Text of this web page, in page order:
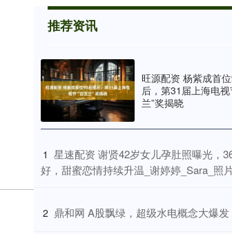
推荐资讯
旺源配资 杨紫成首
后，第31届上海电视
兰”奖揭晓
1 星速配资 谢贤42岁女儿孕肚照曝光，
好，甜蜜恋情持续升温_谢婷婷_Sara_照
2 ​鼎和网 A股飘绿，超级水电概念大爆发